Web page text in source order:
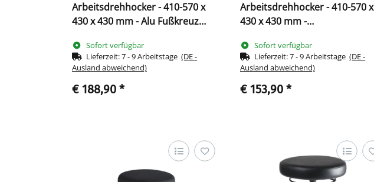
Arbeitsdrehhocker - 410-570 x
430 x 430 mm - Alu Fußkreuz
Sofort verfügbar
Lieferzeit:7 - 9 Arbeitstage(DE -
Ausland abweichend)
€ 188,90 *
Arbeitsdrehhocker - 410-570 x
430 x 430 mm -
Sofort verfügbar
Lieferzeit:7 - 9 Arbeitstage(DE -
Ausland abweichend)
€ 153,90 *